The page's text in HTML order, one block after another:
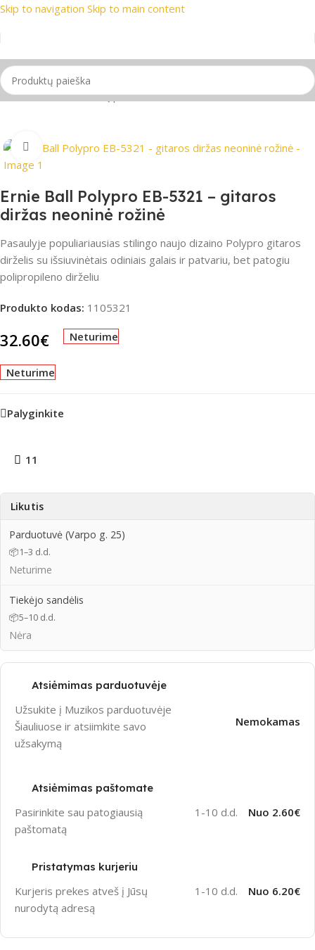
Skip to navigation Skip to main content
📦 Nemokamas
Pradžia/Gitaros/Gitarų priedai/Gitaros diržai
Spustelėkite, jei norite padidinti
Ernie Ball Polypro EB-5321 – gitaros
diržas neoninė rožinė
Pasaulyje populiariausias stilingo naujo dizaino Polypro gitaros
dirželis su išsiuvinėtais odiniais galais ir patvariu, bet patogiu
polipropileno dirželiu
Produkto kodas: 1105321
32.60€ Neturime
Neturime
Palyginkite
11
Likutis
Parduotuvė (Varpo g. 25)
📦1–3 d.d.
Neturime
Tiekėjo sandėlis
📦5–10 d.d.
Nėra
Atsiėmimas parduotuvėje
Užsukite į Muzikos parduotuvėje
Šiauliuose ir atsiimkite savo
užsakymą
Nemokamas
Atsiėmimas paštomate
Pasirinkite sau patogiausią
paštomatą
1-10 d.d. Nuo 2.60€
Pristatymas kurjeriu
Kurjeris prekes atveš į Jūsų
nurodytą adresą
1-10 d.d. Nuo 6.20€